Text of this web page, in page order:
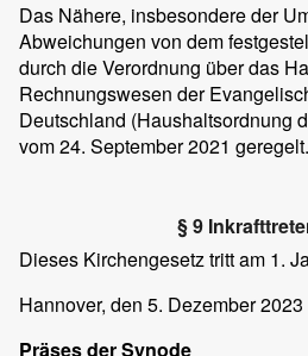
Das Nähere, insbesondere der
Abweichungen von dem
durch die Verordnung über das
Rechnungswesen der
Deutschland (Haushaltsordnung
vom 24. September 2021 geregelt.
§ 9
Dieses Kirchengesetz tritt am 1.
Hannover, den 5. Dezember 2023
Präses der Synode